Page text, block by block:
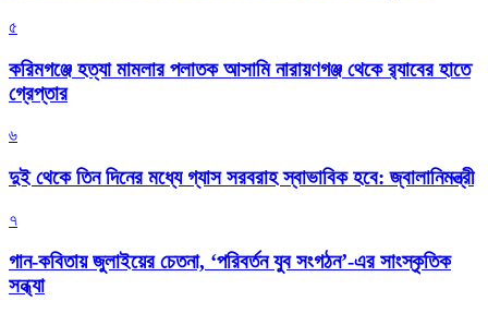
৫
করিমগঞ্জে হত্যা মামলার পলাতক আসামি নারায়ণগঞ্জ থেকে র‌্যাবের হাতে
গ্রেপ্তার
৬
দুই থেকে তিন দিনের মধ্যে গ্যাস সরবরাহ স্বাভাবিক হবে: জ্বালানিমন্ত্রী
৭
গান-কবিতায় জুলাইয়ের চেতনা, ‘পরিবর্তন যুব সংগঠন’-এর সাংস্কৃতিক
সন্ধ্যা